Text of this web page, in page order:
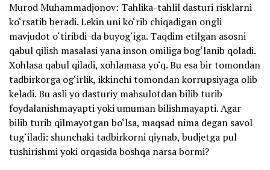
Murod Muhammadjonov: Tahlika-tahlil dasturi risklarni
ko‘rsatib beradi. Lekin uni ko‘rib chiqadigan ongli
mavjudot o‘tiribdi-da buyog‘iga. Taqdim etilgan asosni
qabul qilish masalasi yana inson omiliga bog‘lanib qoladi.
Xohlasa qabul qiladi, xohlamasa yo‘q. Bu esa bir tomondan
tadbirkorga og‘irlik, ikkinchi tomondan korrupsiyaga olib
keladi. Bu asli yo dasturiy mahsulotdan bilib turib
foydalanishmayapti yoki umuman bilishmayapti. Agar
bilib turib qilmayotgan bo‘lsa, maqsad nima degan savol
tug‘iladi: shunchaki tadbirkorni qiynab, budjetga pul
tushirishmi yoki orqasida boshqa narsa bormi?